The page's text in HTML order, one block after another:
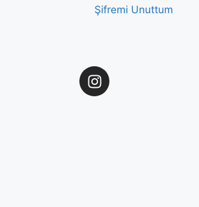
Şifremi Unuttum